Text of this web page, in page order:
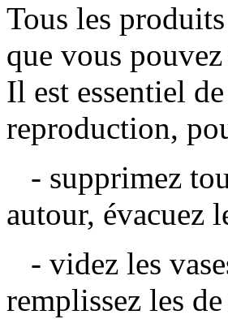
Tous les
que vous
Il est essentiel
reproduction,
- supprimez
autour, évacuez
- videz les
remplissez les